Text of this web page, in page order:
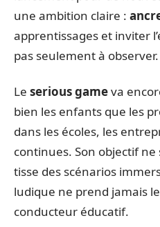
une ambition claire :
apprentissages et inviter
pas seulement à observer.
Le serious gameva
bien les enfants que les
dans les écoles, les
continues. Son objectif
tisse des scénarios
ludique ne prend jamais
conducteur éducatif.